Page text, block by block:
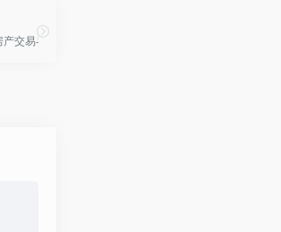
，以海量真实房源、专业市场分析和购房工具著称，
过ACN经纪人协作网络与真房源数据库，提供新房
交易与服务平台，以“真房源、不吃差价、全程透明”